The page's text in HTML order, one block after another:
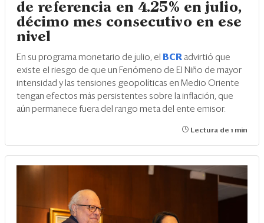
de referencia en 4.25% en julio,
décimo mes consecutivo en ese
nivel
En su programa monetario de julio, el BCR advirtió que
existe el riesgo de que un Fenómeno de El Niño de mayor
intensidad y las tensiones geopolíticas en Medio Oriente
tengan efectos más persistentes sobre la inflación, que
aún permanece fuera del rango meta del ente emisor.
Lectura de 1 min